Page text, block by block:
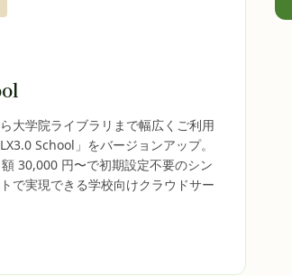
大学院ライブラリまで幅広くご利用
School」をバージョンアップ。
30,000 円〜で初期設定不要のシン
で実現できる学校向けクラウドサー